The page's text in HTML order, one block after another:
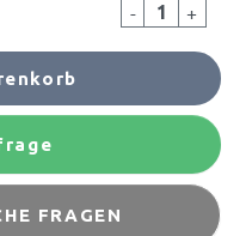
- +
FRAGEN